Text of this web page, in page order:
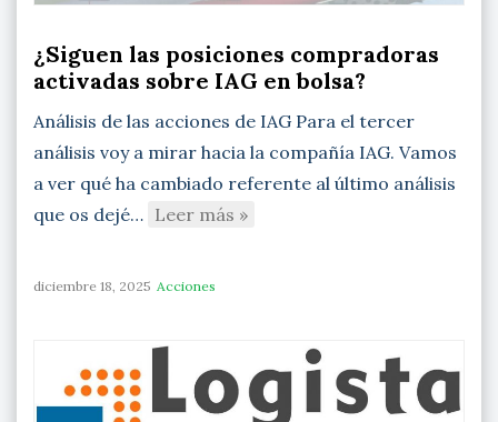
¿Siguen las posiciones compradoras
activadas sobre IAG en bolsa?
Análisis de las acciones de IAG Para el tercer
análisis voy a mirar hacia la compañía IAG. Vamos
a ver qué ha cambiado referente al último análisis
que os dejé… Leer más »
diciembre 18, 2025 Acciones